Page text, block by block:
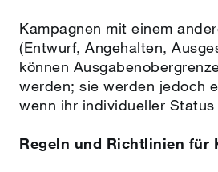
Kampagnen mit einem
(Entwurf, Angehalten,
können
werden; sie werden jedoch
wenn ihr individueller Status
Regeln und Richtlinien für